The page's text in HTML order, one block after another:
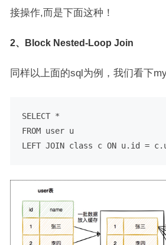
接操作,而是下面这种！
2、Block Nested-Loop Join
同样以上面的sql为例，我们看下
SELECT *
FROM user
u
LEFT JOIN class c ON u.id =